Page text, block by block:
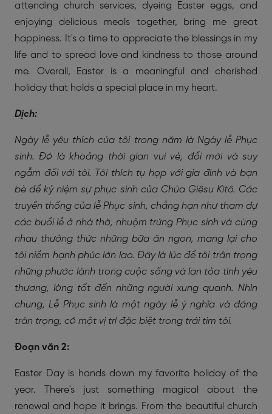
attending church services, dyeing Easter eggs, and
enjoying delicious meals together, bring me great
happiness. It's a time to appreciate the blessings in my
life and to spread love and kindness to those around
me. Overall, Easter is a meaningful and cherished
holiday that holds a special place in my heart.
Dịch:
Ngày lễ yêu thích của tôi trong năm là Ngày lễ Phục
sinh. Đó là khoảng thời gian vui vẻ, đổi mới và suy
ngẫm đối với tôi. Tôi thích tụ họp với gia đình và bạn
bè để kỷ niệm sự phục sinh của Chúa Giêsu Kitô. Các
truyền thống của lễ Phục sinh, chẳng hạn như tham dự
các buổi lễ ở nhà thờ, nhuộm trứng Phục sinh và cùng
nhau thưởng thức những bữa ăn ngon, mang lại cho
tôi niềm hạnh phúc lớn lao. Đây là lúc để tôi trân trọng
những phước lành trong cuộc sống và lan tỏa tình yêu
thương, lòng tốt đến những người xung quanh. Nhìn
chung, Lễ Phục sinh là một ngày lễ ý nghĩa và đáng
trân trọng, có một vị trí đặc biệt trong trái tim tôi.
Đoạn văn 2:
Easter Day is hands down my favorite holiday of the
year. There's just something magical about the
renewal and hope it brings. From the beautiful church